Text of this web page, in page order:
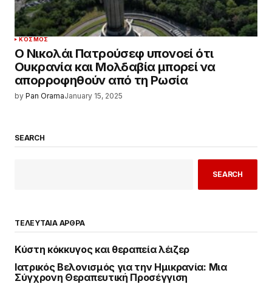
ΚΌΣΜΟΣ
Ο Νικολάι Πατρούσεφ υπονοεί ότι
Ουκρανία και Μολδαβία μπορεί να
απορροφηθούν από τη Ρωσία
by Pan OramaJanuary 15, 2025
SEARCH
SEARCH
ΤΕΛΕΥΤΑΙΑ ΑΡΘΡΑ
Κύστη κόκκυγος και θεραπεία λέιζερ
Ιατρικός Βελονισμός για την Ημικρανία: Μια
Σύγχρονη Θεραπευτική Προσέγγιση